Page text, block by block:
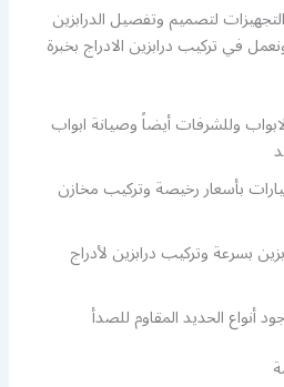
لتصميم وتفصيل الدرابزين
في تركيب درابزين الادراج بخبرة
وللشرفات أيضاً وصيانة ابواب
بأسعار رخيصة وتركيب مخازن
بسرعة وتركيب درابزين لأدراج
الحديد المقاوم للصدأ